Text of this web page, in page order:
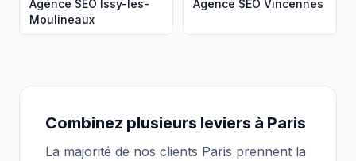
Agence SEO Issy-les-
Moulineaux
Agence SEO Vincennes
Combinez plusieurs leviers à Paris
La majorité de nos clients Paris prennent la